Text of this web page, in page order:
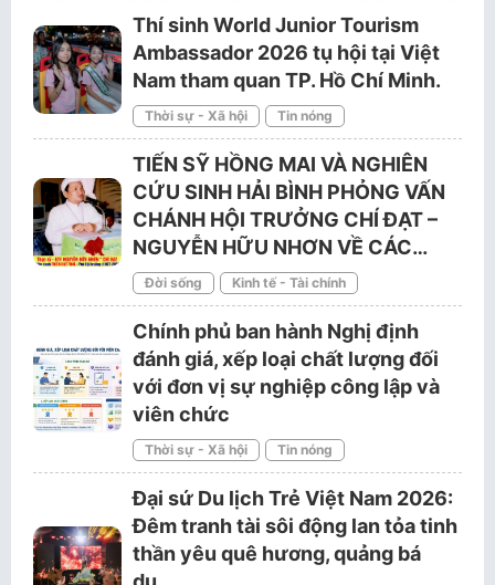
Thí sinh World Junior Tourism
Ambassador 2026 tụ hội tại Việt
Nam tham quan TP. Hồ Chí Minh.
Thời sự - Xã hội Tin nóng
TIẾN SỸ HỒNG MAI VÀ NGHIÊN
CỨU SINH HẢI BÌNH PHỎNG VẤN
CHÁNH HỘI TRƯỞNG CHÍ ĐẠT –
NGUYỄN HỮU NHƠN VỀ CÁC…
Đời sống Kinh tế - Tài chính
Chính phủ ban hành Nghị định
đánh giá, xếp loại chất lượng đối
với đơn vị sự nghiệp công lập và
viên chức
Thời sự - Xã hội Tin nóng
Đại sứ Du lịch Trẻ Việt Nam 2026:
Đêm tranh tài sôi động lan tỏa tinh
thần yêu quê hương, quảng bá